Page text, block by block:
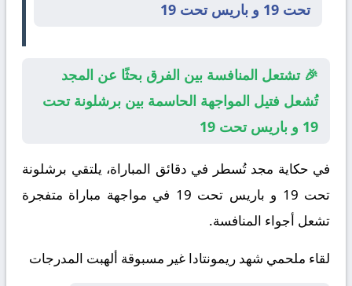
تحت 19 و باريس تحت 19
🎉 تشتعل المنافسة بين الفرق بحثًا عن المجد
تُشعل فتيل المواجهة الحاسمة بين برشلونة تحت
19 و باريس تحت 19
في حكاية مجد تُسطر في دقائق المباراة، يلتقي برشلونة
تحت 19
و باريس تحت 19
في مواجهة مباراة متفجرة
تشعل أجواء المنافسة.
لقاء ملحمي شهد ريمونتادا غير مسبوقة ألهبت المدرجات